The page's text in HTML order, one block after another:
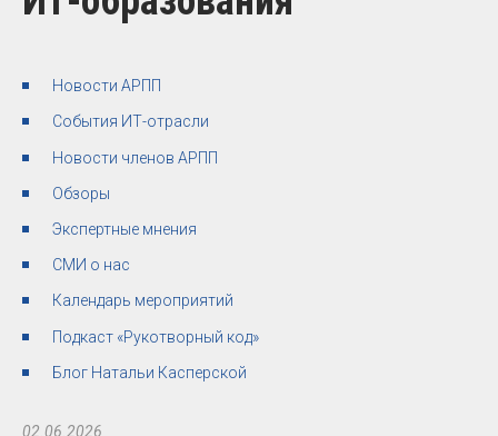
Новости АРПП
События ИТ-отрасли
Новости членов АРПП
Обзоры
Экспертные мнения
СМИ о нас
Календарь мероприятий
Подкаст «Рукотворный код»
Блог Натальи Касперской
02.06.2026